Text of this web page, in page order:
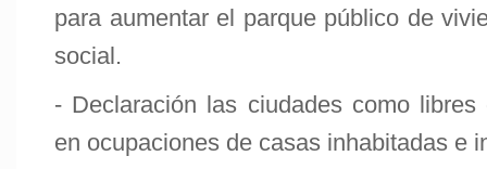
para aumentar el parque público de
social.
- Declaración las ciudades como
en ocupaciones de casas inhabitadas e